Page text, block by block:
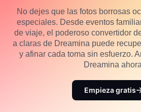
No dejes que las fotos borrosas
especiales. Desde eventos
de viaje, el poderoso convertidor
a claras de Dreamina puede
y afinar cada toma sin esfuerzo.
Dreamina
Empieza gratis